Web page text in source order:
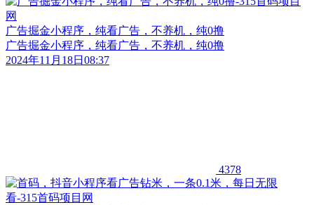
广告掘金小程序，纯看广告，不养机，纯0撸
广告掘金小程序，纯看广告，不养机，纯0撸
2024年11月18日08:37
4378